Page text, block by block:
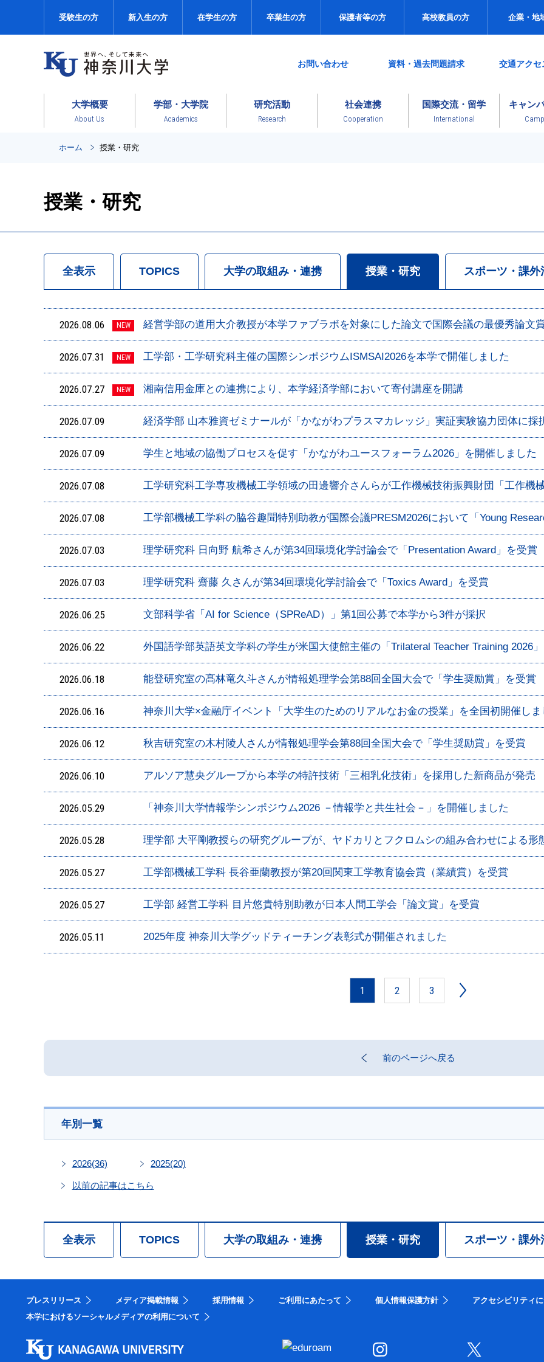
受験生の方 新入生の方 在学生の方 卒業生の方 保護者等の方 高校教員の方 企業・地
お問い合わせ 資料・過去問題請求 交通アクセ
大学概要
About Us
学部・大学院
Academics
研究活動
Research
社会連携
Cooperation
国際交流・留学
International
キャン
ホーム 授業・研究
授業・研究
全表示 TOPICS 大学の取組み・連携 授業・研究 スポーツ・課外
2026.08.06 NEW 経営学部の道用大介教授が本学ファブラボを対象にした論文で国際会議の最優秀論文
2026.07.31 NEW 工学部・工学研究科主催の国際シンポジウムISMSAI2026を本学で開催しました
2026.07.27 NEW 湘南信用金庫との連携により、本学経済学部において寄付講座を開講
2026.07.09 経済学部 山本雅資ゼミナールが「かながわプラスマカレッジ」実証実験協力団体に採
2026.07.09 学生と地域の協働プロセスを促す「かながわユースフォーラム2026」を開催しました
2026.07.08 工学研究科工学専攻機械工学領域の田邊響介さんらが工作機械技術振興財団「工作機
2026.07.08 工学部機械工学科の脇谷趣聞特別助教が国際会議PRESM2026において「Young
2026.07.03 理学研究科 日向野 航希さんが第34回環境化学討論会で「Presentation Award」を受賞
2026.07.03 理学研究科 齋藤 久さんが第34回環境化学討論会で「Toxics Award」を受賞
2026.06.25 文部科学省「AI for Science（SPReAD）」第1回公募で本学から3件が採択
2026.06.22 外国語学部英語英文学科の学生が米国大使館主催の「Trilateral Teacher Training 2026
2026.06.18 能登研究室の髙林竜久斗さんが情報処理学会第88回全国大会で「学生奨励賞」を受賞
2026.06.16 神奈川大学×金融庁イベント「大学生のためのリアルなお金の授業」を全国初開催しま
2026.06.12 秋吉研究室の木村陵人さんが情報処理学会第88回全国大会で「学生奨励賞」を受賞
2026.06.10 アルソア慧央グループから本学の特許技術「三相乳化技術」を採用した新商品が発売
2026.05.29 「神奈川大学情報学シンポジウム2026 －情報学と共生社会－」を開催しました
2026.05.28 理学部 大平剛教授らの研究グループが、ヤドカリとフクロムシの組み合わせによる形
2026.05.27 工学部機械工学科 長谷亜蘭教授が第20回関東工学教育協会賞（業績賞）を受賞
2026.05.27 工学部 経営工学科 目片悠貴特別助教が日本人間工学会「論文賞」を受賞
2026.05.11 2025年度 神奈川大学グッドティーチング表彰式が開催されました
1 2 3
前のページへ戻る
年別一覧
2026(36) 2025(20)
以前の記事はこちら
全表示 TOPICS 大学の取組み・連携 授業・研究 スポーツ・課外
プレスリリース メディア掲載情報 採用情報 ご利用にあたって 個人情報保護方針 アクセシビリティ
本学におけるソーシャルメディアの利用について